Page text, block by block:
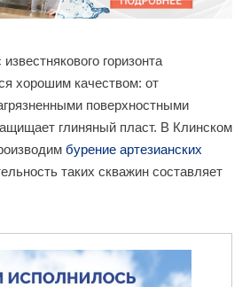
горизонта
хорошим качеством: от
поверхностными
глиняный пласт. В Клинском
бурение артезианских
таких скважин составляет